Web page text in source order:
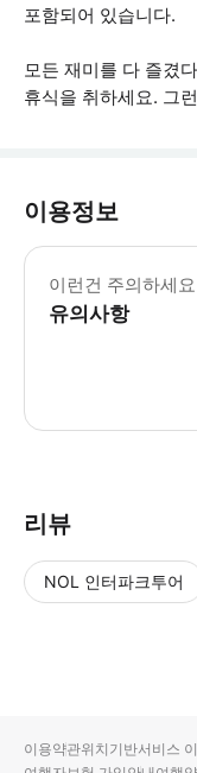
포함되어 있습니다.
모든 재미를 다 즐겼
휴식을 취하세요. 그
이용정보
이런건 주의하세요
유의사항
리뷰
NOL 인터파크투어
입니
순
상
이용약관위치기반서비스